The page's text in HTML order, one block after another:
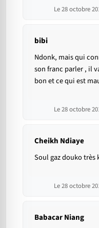
Le 28 octobre
bibi
Ndonk, mais qui
son franc parler , il
bon et ce qui est
Le 28 octobre
Cheikh Ndiaye
Soul gaz douko très
Le 28 octobre
Babacar Niang